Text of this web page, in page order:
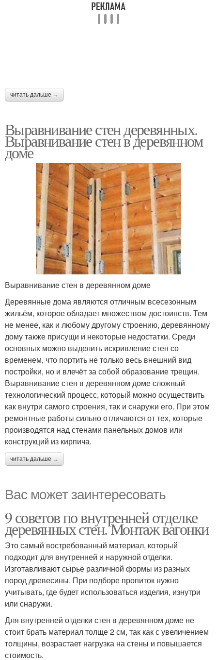
читать дальше →
Выравнивание стен деревянных.
Выравнивание стен в деревянном
доме
Выравнивание стен в деревянном доме
Деревянные дома являются отличным всесезонным
жильём, которое обладает множеством достоинств. Тем
не менее, как и любому другому строению, деревянному
дому также присущи и некоторые недостатки. Среди
основных можно выделить искривление стен со
временем, что портить не только весь внешний вид
постройки, но и влечёт за собой образование трещин.
Выравнивание стен в деревянном доме сложный
технологический процесс, который можно осуществить
как внутри самого строения, так и снаружи его. При этом
ремонтные работы сильно отличаются от тех, которые
производятся над стенами панельных домов или
конструкций из кирпича.
читать дальше →
Вас может заинтересовать
9 советов по внутренней отделке
деревянных стен. Монтаж вагонки
Это самый востребованный материал, который
подходит для внутренней и наружной отделки.
Изготавливают сырье различной формы из разных
пород древесины. При подборе пропиток нужно
учитывать, где будет использоваться изделия, изнутри
или снаружи.
Для внутренней отделки стен в деревянном доме не
стоит брать материал толще 2 см, так как с увеличением
толщины, возрастает нагрузка на стены и повышается
стоимость.